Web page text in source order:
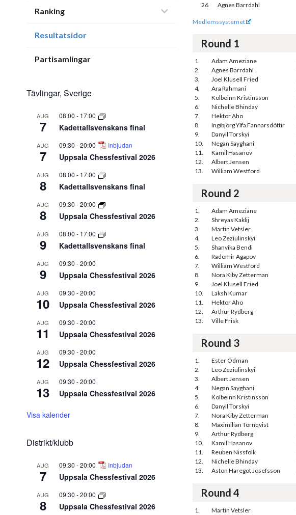
Ranking
Resultatsidor
Partisamlingar
Tävlingar, Sverige
AUG
7
08:00 - 17:00
Kadettallsvenskans final
AUG
7
09:30 -20:00 Inbjudan
Uppsala Chessfestival 2026
AUG
8
08:00 - 17:00
Kadettallsvenskans final
AUG
8
09:30 -20:00
Uppsala Chessfestival 2026
AUG
9
08:00 - 17:00
Kadettallsvenskans final
AUG
9
09:30 -20:00
Uppsala Chessfestival 2026
AUG
10
09:30 -20:00
Uppsala Chessfestival 2026
AUG
11
09:30 -20:00
Uppsala Chessfestival 2026
AUG
12
09:30 -20:00
Uppsala Chessfestival 2026
AUG
13
09:30 -20:00
Uppsala Chessfestival 2026
Visa kalender
Distrikt/klubb
AUG
7
09:30 -20:00 Inbjudan
Uppsala Chessfestival 2026
AUG
8
09:30 -20:00
Uppsala Chessfestival 2026
26
Agnes Barrdahl
Medlemssystemet
Round 1
1. Adam Ameziane
2.
Agnes Barrdahl
3.
Joel Klusell Fried
4.
Ara Rahmani
5.
Kolbeinn Kristinsson
6.
Nichelle Bhinday
7.
Hektor Aho
8.
Ingibjörg Ylfa Fannarsdóttir
9.
Danyil Torskyi
10.
Negan Sayghani
11.
Kamil Hasanov
12.
Albert Jensen
13.
William Westford
Round 2
1. Adam Ameziane
2.
Shreyas Kaklij
3.
Martin Vetsler
4.
Leo Zeziulinskyi
5.
Shanvika Bendi
6.
Radomir Agapov
7.
William Westford
8.
Nora Kiby Zetterman
9.
Joel Klusell Fried
10.
Laksh Kumar
11.
Hektor Aho
12.
Arthur Rydberg
13.
Ville Frisk
Round 3
1. Ester Ödman
2.
Leo Zeziulinskyi
3.
Albert Jensen
4.
Negan Sayghani
5.
Kolbeinn Kristinsson
6.
Danyil Torskyi
7.
Nora Kiby Zetterman
8.
Maximilian Törnqvist
9.
Arthur Rydberg
10.
Kamil Hasanov
11.
Reuben Nissfolk
12.
Nichelle Bhinday
13.
Aston Haregot Josefsson
Round 4
1. Martin Vetsler